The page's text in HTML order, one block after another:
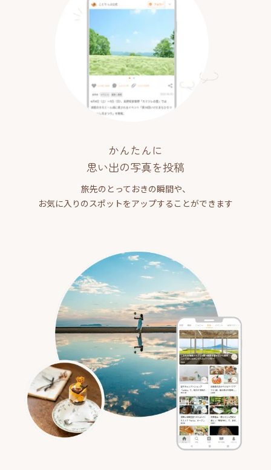
かんたんに
思い出の写真を投稿
旅先のとっておきの瞬間や、
お気に入りのスポットをアップすることができます